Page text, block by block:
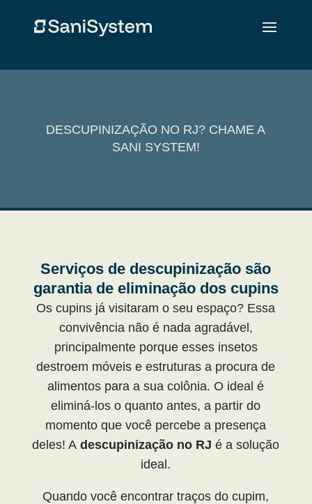
DESCUPINIZAÇÃO NO RJ? CHAME A
SANI SYSTEM!
Serviços de descupinização são
garantia de eliminação dos cupins
Os cupins já visitaram o seu espaço? Essa
convivência não é nada agradável,
principalmente porque esses insetos
destroem móveis e estruturas a procura de
alimentos para a sua colônia. O ideal é
eliminá-los o quanto antes, a partir do
momento que você percebe a presença
deles! Adescupinização no RJ é a solução
ideal.
Quando você encontrar traços do cupim,